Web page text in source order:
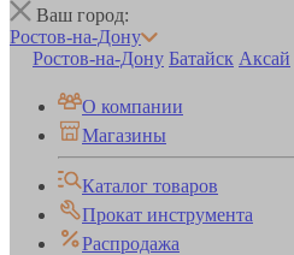
Ваш город:
Ростов-на-Дону
Ростов-на-Дону Батайск Аксай
О компании
Магазины
Каталог товаров
Прокат инструмента
Распродажа